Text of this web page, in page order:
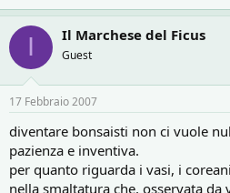
I Il Marchese del Ficus
Guest
17 Febbraio 2007
diventare bonsaisti non ci vuole
pazienza e inventiva.
per quanto riguarda i vasi, i
nella smaltatura che, osservata da